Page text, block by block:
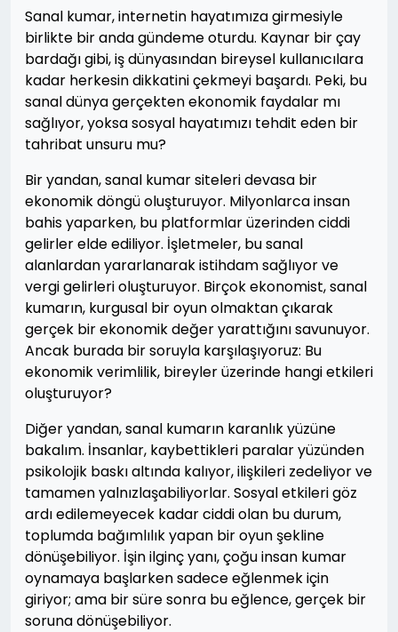
Sanal kumar, internetin hayatımıza girmesiyle
birlikte bir anda gündeme oturdu. Kaynar bir çay
bardağı gibi, iş dünyasından bireysel kullanıcılara
kadar herkesin dikkatini çekmeyi başardı. Peki, bu
sanal dünya gerçekten ekonomik faydalar mı
sağlıyor, yoksa sosyal hayatımızı tehdit eden bir
tahribat unsuru mu?
Bir yandan, sanal kumar siteleri devasa bir
ekonomik döngü oluşturuyor. Milyonlarca insan
bahis yaparken, bu platformlar üzerinden ciddi
gelirler elde ediliyor. İşletmeler, bu sanal
alanlardan yararlanarak istihdam sağlıyor ve
vergi gelirleri oluşturuyor. Birçok ekonomist, sanal
kumarın, kurgusal bir oyun olmaktan çıkarak
gerçek bir ekonomik değer yarattığını savunuyor.
Ancak burada bir soruyla karşılaşıyoruz: Bu
ekonomik verimlilik, bireyler üzerinde hangi etkileri
oluşturuyor?
Diğer yandan, sanal kumarın karanlık yüzüne
bakalım. İnsanlar, kaybettikleri paralar yüzünden
psikolojik baskı altında kalıyor, ilişkileri zedeliyor ve
tamamen yalnızlaşabiliyorlar. Sosyal etkileri göz
ardı edilemeyecek kadar ciddi olan bu durum,
toplumda bağımlılık yapan bir oyun şekline
dönüşebiliyor. İşin ilginç yanı, çoğu insan kumar
oynamaya başlarken sadece eğlenmek için
giriyor; ama bir süre sonra bu eğlence, gerçek bir
soruna dönüşebiliyor.